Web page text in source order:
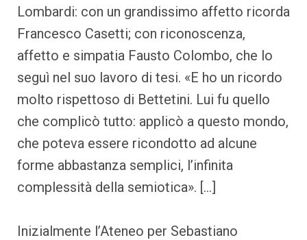
Lombardi: con un grandissimo affetto ricorda
Francesco Casetti; con riconoscenza,
affetto e simpatia Fausto Colombo, che lo
seguì nel suo lavoro di tesi. «E ho un ricordo
molto rispettoso di Bettetini. Lui fu quello
che complicò tutto: applicò a questo mondo,
che poteva essere ricondotto ad alcune
forme abbastanza semplici, l’infinita
complessità della semiotica». […]
Inizialmente l’Ateneo per Sebastiano